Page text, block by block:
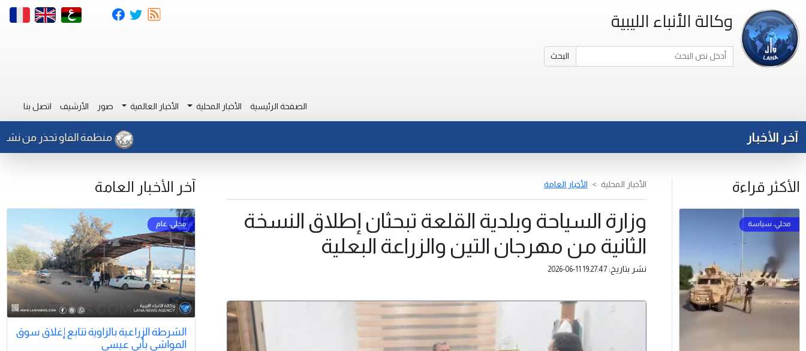
وكالة الأنباء الليبية
البحث
الصفحة الرئيسية الأخبار المحلية الأخبار العالمية صور الأرشيف اتصل بنا
آخر الأخبار منظمة الفاو تحذر من نشاط
الأكثر قراءة الأخبار المحلية الأخبار العامة
وزارة السياحة وبلدية القلعة تبحثان إطلاق النسخة
الثانية من مهرجان التين والزراعة البعلية
نشر بتاريخ: 2026-06-11 19:27:47
آخر الأخبار العامة
الشرطة الزراعية بالزاوية تتابع إغلاق سوق
المواشي بأبي عيسى